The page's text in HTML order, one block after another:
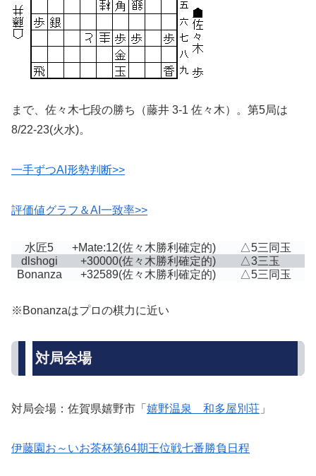
まで、佐々木七段の勝ち（藤井 3-1 佐々木）。第5局は
8/22-23(火水)。
一手ずつAI形勢判断>>
評価値グラフ＆AI一致率>>
水匠5 +Mate:12(佐々木勝利確定的)
△5三同玉
dlshogi
+30000(佐々木勝利確定的)
△3三玉
Bonanza
+32589(佐々木勝利確定的) △5三同玉
※Bonanzaはプロの棋力に近い
対局会場
対局会場：佐賀県嬉野市「 嬉野温泉 和多屋別荘 」
伊藤園お～いお茶杯第64期王位戦七番勝負日程